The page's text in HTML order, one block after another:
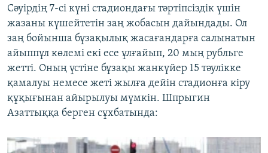
Сәуірдің 7-сі күні стадиондағы тәртіпсіздік үшін
жазаны күшейтетін заң жобасын дайындады. Ол
заң бойынша бұзақылық жасағандарға салынатын
айыппұл көлемі екі есе ұлғайып, 20 мың рубльге
жетті. Оның үстіне бұзақы жанкүйер 15 тәулікке
қамалуы немесе жеті жылға дейін стадионға кіру
құқығынан айырылуы мүмкін. Шпрыгин
Азаттыққа берген сұхбатында: